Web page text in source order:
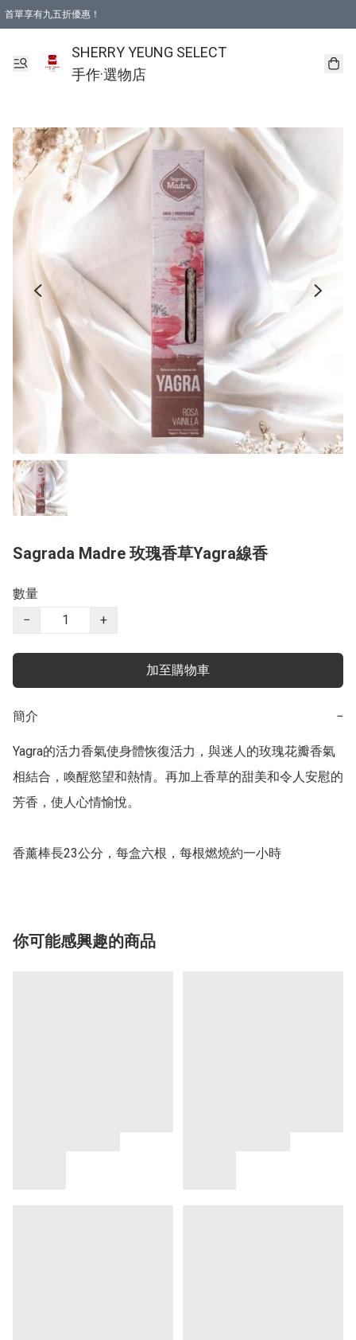
首單享有九五折優惠！
SHERRY YEUNG SELECT
手作·選物店
Sagrada Madre 玫瑰香草Yagra線香
數量
−
+
加至購物車
簡介 −
Yagra的活力香氣使身體恢復活力，與迷人的玫瑰花瓣香氣
相結合，喚醒慾望和熱情。再加上香草的甜美和令人安慰的
芳香，使人心情愉悅。
香薰棒長23公分，每盒六根，每根燃燒約一小時
你可能感興趣的商品